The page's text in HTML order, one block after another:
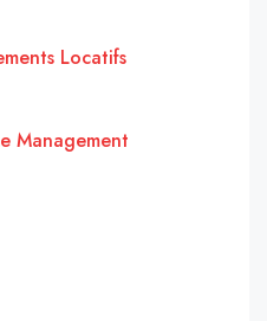
Locatifs
Management